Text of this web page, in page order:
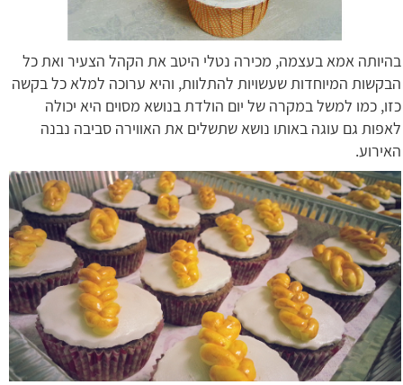
בהיותה אמא בעצמה, מכירה נטלי היטב את הקהל הצעיר ואת כל
הבקשות המיוחדות שעשויות להתלוות, והיא ערוכה למלא כל בקשה
כזו, כמו למשל במקרה של יום הולדת בנושא מסוים היא יכולה
לאפות גם עוגה באותו נושא שתשלים את האווירה סביבה נבנה
האירוע.